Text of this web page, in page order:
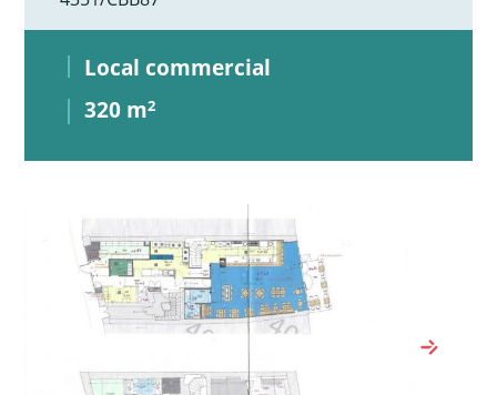
Local commercial
320 m2